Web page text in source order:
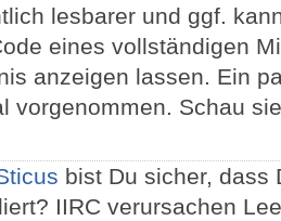
lesbarer und ggf.
eines vollständigen
anzeigen lassen. Ein
vorgenommen. Schau
bist Du sicher, dass
IIRC verursachen